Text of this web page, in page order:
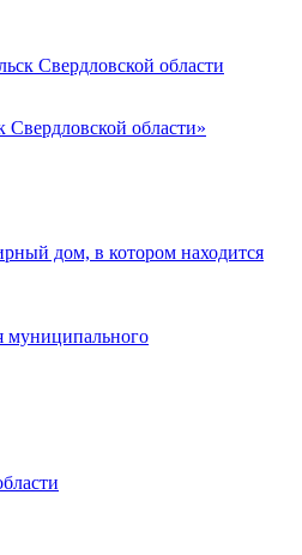
Свердловской области
области»
дом, в котором находится
муниципального